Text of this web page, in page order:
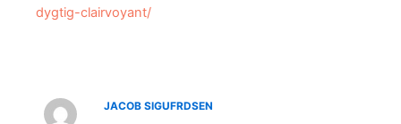
dygtig-clairvoyant/
JACOB SIGUFRDSEN